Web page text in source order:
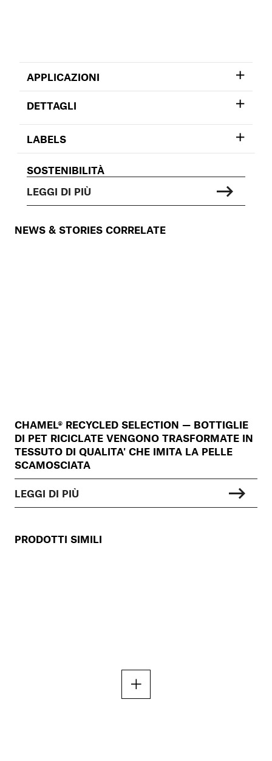
APPLICAZIONI
DETTAGLI
LABELS
SOSTENIBILITÀ
LEGGI DI PIÙ
NEWS & STORIES CORRELATE
CHAMEL® RECYCLED SELECTION — BOTTIGLIE
DI PET RICICLATE VENGONO TRASFORMATE IN
TESSUTO DI QUALITA' CHE IMITA LA PELLE
SCAMOSCIATA
LEGGI DI PIÙ
PRODOTTI SIMILI